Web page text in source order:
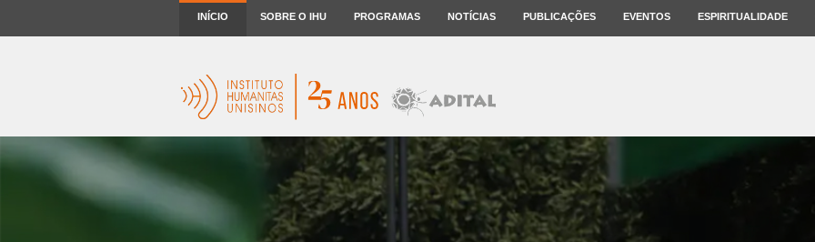
INÍCIO SOBRE O IHU PROGRAMAS NOTÍCIAS PUBLICAÇÕES EVENTOS ESPIRITUALIDADE